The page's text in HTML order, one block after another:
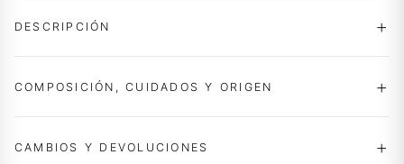
DESCRIPCIÓN
COMPOSICIÓN, CUIDADOS Y ORIGEN
CAMBIOS Y DEVOLUCIONES